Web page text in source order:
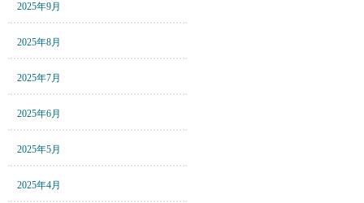
2025年9月
2025年8月
2025年7月
2025年6月
2025年5月
2025年4月